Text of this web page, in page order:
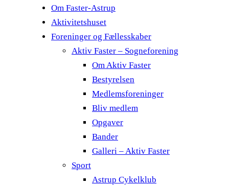
Om Faster-Astrup
Aktivitetshuset
Foreninger og Fællesskaber
Aktiv Faster – Sogneforening
Om Aktiv Faster
Bestyrelsen
Medlemsforeninger
Bliv medlem
Opgaver
Bander
Galleri – Aktiv Faster
Sport
Astrup Cykelklub